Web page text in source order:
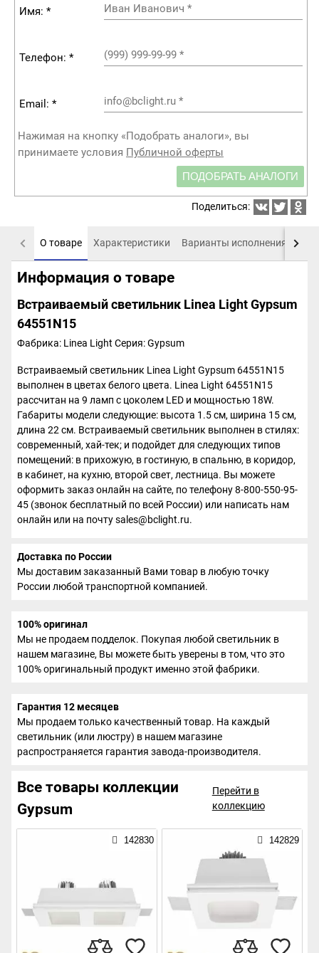
Имя: * Иван Иванович *
Телефон: * (999) 999-99-99 *
Email: * info@bclight.ru *
Нажимая на кнопку «Подобрать аналоги», вы
принимаете условия Публичной оферты
ПОДОБРАТЬ АНАЛОГИ
Поделиться:
О товаре Характеристики Варианты исполнения
Информация о товаре
Встраиваемый светильник Linea Light Gypsum
64551N15
Фабрика: Linea Light Серия: Gypsum
Встраиваемый светильник Linea Light Gypsum 64551N15
выполнен в цветах белого цвета. Linea Light 64551N15
рассчитан на 9 ламп с цоколем LED и мощностью 18W.
Габариты модели следующие: высота 1.5 см, ширина 15 см,
длина 22 см. Встраиваемый светильник выполнен в стилях:
современный, хай-тек; и подойдет для следующих типов
помещений: в прихожую, в гостиную, в спальню, в коридор,
в кабинет, на кухню, второй свет, лестница. Вы можете
оформить заказ онлайн на сайте, по телефону 8-800-550-95-
45 (звонок бесплатный по всей России) или написать нам
онлайн или на почту sales@bclight.ru.
Доставка по России
Мы доставим заказанный Вами товар в любую точку
России любой транспортной компанией.
100% оригинал
Мы не продаем подделок. Покупая любой светильник в
нашем магазине, Вы можете быть уверены в том, что это
100% оригинальный продукт именно этой фабрики.
Гарантия 12 месяцев
Мы продаем только качественный товар. На каждый
светильник (или люстру) в нашем магазине
распространяется гарантия завода-производителя.
Все товары коллекции
Gypsum
Перейти в
коллекцию
142830 142829